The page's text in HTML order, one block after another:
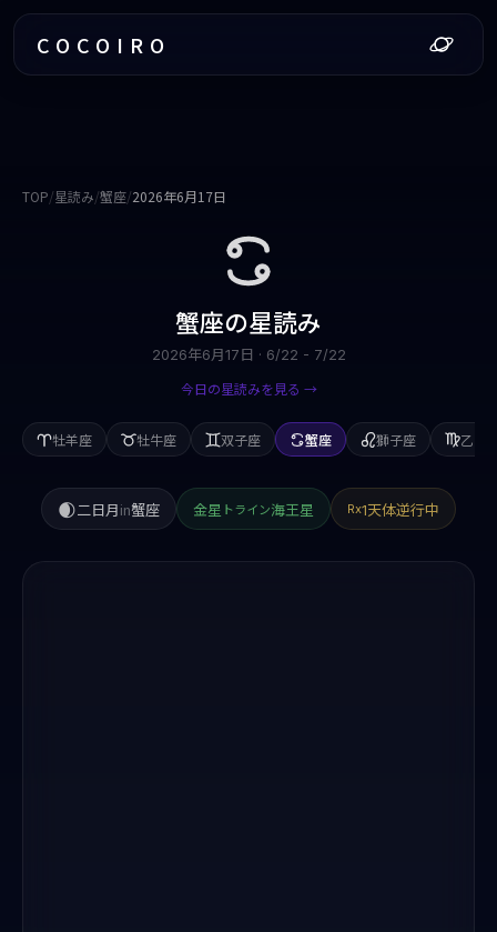
COCOIRO
TOP/星読み/蟹座/2026年6月17日
蟹座の星読み
2026年6月17日 · 6/22 - 7/22
今日の星読みを見る →
牡羊座 牡牛座 双子座 蟹座 獅子座 乙女
🌒二日月in蟹座 金星 トライン海王星 Rx1天体逆行中